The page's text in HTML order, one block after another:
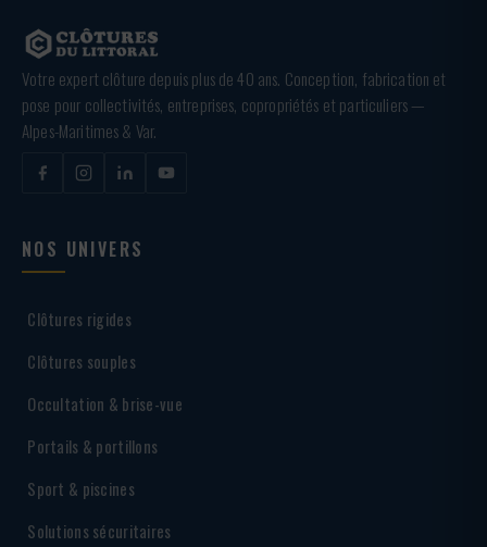
Votre expert clôture depuis plus de 40 ans. Conception, fabrication et
pose pour collectivités, entreprises, copropriétés et particuliers —
Alpes-Maritimes & Var.
NOS UNIVERS
Clôtures rigides
Clôtures souples
Occultation & brise-vue
Portails & portillons
Sport & piscines
Solutions sécuritaires